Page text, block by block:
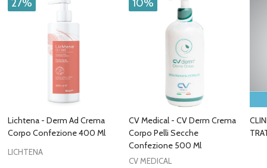
27%
Lichtena - Derm Ad Crema
Corpo Confezione 400 Ml
LICHTENA
10%
CV Medical - CV Derm Crema
Corpo Pelli Secche
Confezione 500 Ml
CV MEDICAL